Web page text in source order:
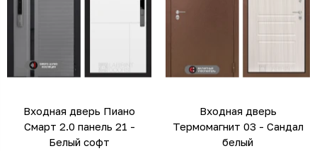
Входная дверь Пиано
Смарт 2.0 панель 21 -
Белый софт
Входная дверь
Термомагнит 03 - Сандал
белый